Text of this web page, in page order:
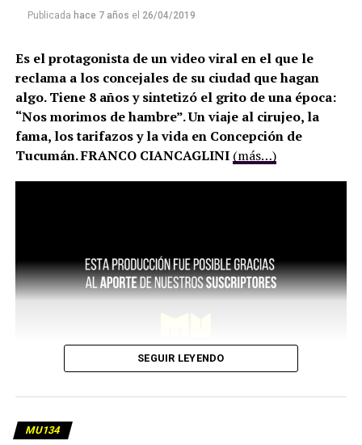
Publicada hace 7 años el 26/04/2019
Es el protagonista de un video viral en el que le
reclama a los concejales de su ciudad que hagan
algo. Tiene 8 años y sintetizó el grito de una época:
“Nos morimos de hambre”. Un viaje al cirujeo, la
fama, los tarifazos y la vida en Concepción de
Tucumán. FRANCO CIANCAGLINI (más…)
SEGUIR LEYENDO
MU134